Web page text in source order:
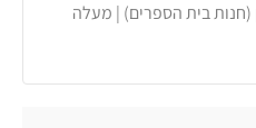
(חנות בית הספרים) | מעלה